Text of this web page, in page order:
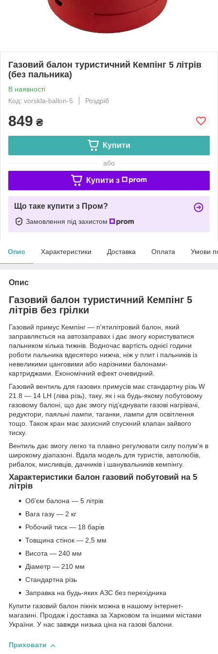
Газовий балон туристичний Кемпінг 5 літрів
(без пальника)
В наявності
Код: vorskla-ballon-5
Роздріб
849 ₴
Купити
або
Купити з
Що таке купити з Пром?
Замовлення під захистом
Опис Характеристики Доставка Оплата Умови
Опис
Газовий балон туристичний Кемпінг 5
літрів без грілки
Газовий примус Кемпінг — п'ятилітровий балон, який
заправляється на автозаправах і дає змогу користуватися
пальником кілька тижнів. Водночас вартість однієї години
роботи пальника вдесятеро нижча, ніж у плит і пальників із
невеликими цанговими або нарізними балонами-
картриджами. Економічний ефект очевидний.
Газовий вентиль для газових примусів має стандартну різь W
21.8 — 14 LH (ліва різь), таку, як і на будь-якому побутовому
газовому балоні, що дає змогу під'єднувати газові нагрівачі,
редуктори, паяльні лампи, таганки, лампи для освітлення
тощо. Також кран має захисний спускний клапан зайвого
тиску.
Вентиль дає змогу легко та плавно регулювати силу полум'я в
широкому діапазоні. Вдала модель для туристів, автолюбів,
рибалок, мисливців, дачників і шанувальників кемпінгу.
Характеристики балон газовий побутовий на 5
літрів
Об'єм балона — 5 літрів
Вага газу — 2 кг
Робочий тиск — 18 барів
Товщина стінок — 2,5 мм
Висота — 240 мм
Діаметр — 210 мм
Стандартна різь
Заправка на будь-яких АЗС без перехідника
Купити газовий балон пікнік можна в нашому інтернет-
магазині. Продаж і доставка за Харковом та іншими містами
України. У нас завжди низька ціна на газові балони.
Приховати